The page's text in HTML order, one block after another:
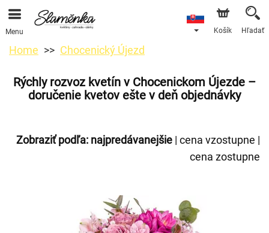
Menu Košík Hľadať
Home Chocenický Újezd
Rýchly rozvoz kvetín v Chocenickom Újezde –
doručenie kvetov ešte v deň objednávky
Zobraziť podľa: najpredávanejšie | cena vzostupne |
cena zostupne